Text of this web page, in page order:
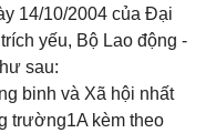
14/10/2004 của Đại
yếu, Bộ Lao động -
sau:
binh và Xã hội nhất
trường1A kèm theo